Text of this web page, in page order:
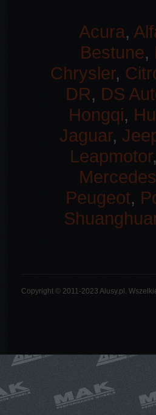
Acura,
Bestune,
Chrysler,
DR, DS
Hongqi,
Jaguar,
Leapmotor,
Peugeot,
Copyright © 2011-2023 Alusy.pl.